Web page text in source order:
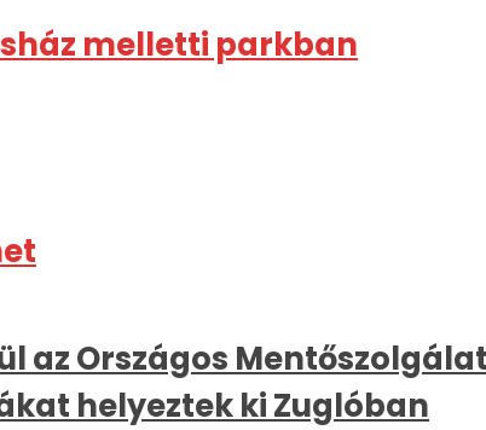
melletti parkban
az Országos
helyeztek ki Zuglóban